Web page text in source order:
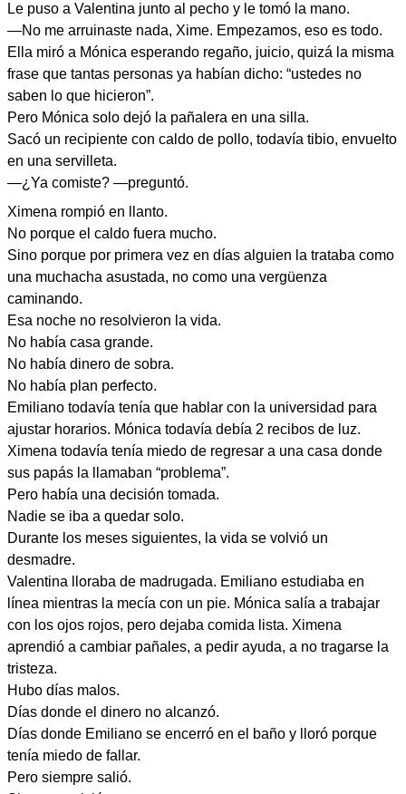
Le puso a Valentina junto al pecho y le tomó la mano.
—No me arruinaste nada, Xime. Empezamos, eso es todo.
Ella miró a Mónica esperando regaño, juicio, quizá la misma
frase que tantas personas ya habían dicho: “ustedes no
saben lo que hicieron”.
Pero Mónica solo dejó la pañalera en una silla.
Sacó un recipiente con caldo de pollo, todavía tibio, envuelto
en una servilleta.
—¿Ya comiste? —preguntó.
Ximena rompió en llanto.
No porque el caldo fuera mucho.
Sino porque por primera vez en días alguien la trataba como
una muchacha asustada, no como una vergüenza
caminando.
Esa noche no resolvieron la vida.
No había casa grande.
No había dinero de sobra.
No había plan perfecto.
Emiliano todavía tenía que hablar con la universidad para
ajustar horarios. Mónica todavía debía 2 recibos de luz.
Ximena todavía tenía miedo de regresar a una casa donde
sus papás la llamaban “problema”.
Pero había una decisión tomada.
Nadie se iba a quedar solo.
Durante los meses siguientes, la vida se volvió un
desmadre.
Valentina lloraba de madrugada. Emiliano estudiaba en
línea mientras la mecía con un pie. Mónica salía a trabajar
con los ojos rojos, pero dejaba comida lista. Ximena
aprendió a cambiar pañales, a pedir ayuda, a no tragarse la
tristeza.
Hubo días malos.
Días donde el dinero no alcanzó.
Días donde Emiliano se encerró en el baño y lloró porque
tenía miedo de fallar.
Pero siempre salió.